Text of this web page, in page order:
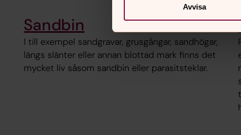
Avvisa
Sandbin
I till exempel sandgravar, grusgångar, sandhögar,
längs slänter eller annan blottad mark finns det
mycket liv såsom sandbin eller parasitsteklar.